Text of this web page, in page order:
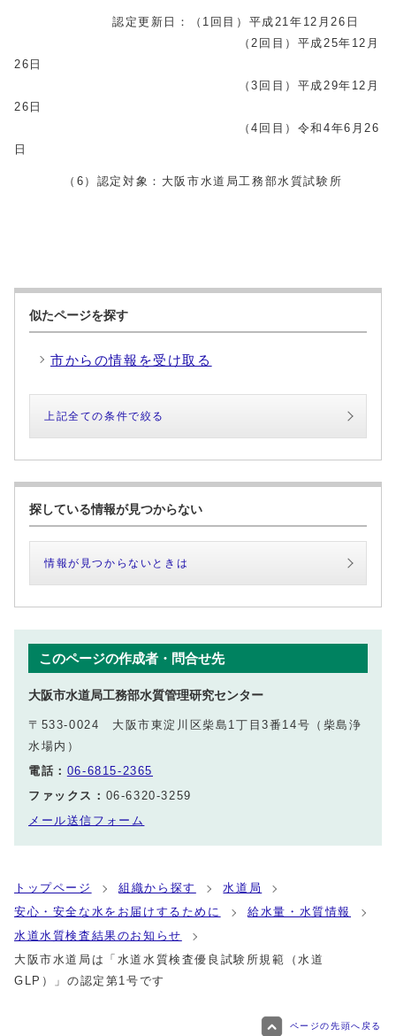
認定更新日：（1回目）平成21年12月26日
（2回目）平成25年12月
26日
（3回目）平成29年12月
26日
（4回目）令和4年6月26
日
（6）認定対象：大阪市水道局工務部水質試験所
似たページを探す
市からの情報を受け取る
上記全ての条件で絞る
探している情報が見つからない
情報が見つからないときは
このページの作成者・問合せ先
大阪市水道局工務部水質管理研究センター
〒533-0024 大阪市東淀川区柴島1丁目3番14号（柴島浄
水場内）
電話： 06-6815-2365
ファックス： 06-6320-3259
メール送信フォーム
トップページ 組織から探す
水道局
安心・安全な水をお届けするために
給水量・水質情報
水道水質検査結果のお知らせ
大阪市水道局は「水道水質検査優良試験所規範（水道
GLP）」の認定第1号です
ページの先頭へ戻る